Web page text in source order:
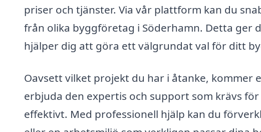
priser och tjänster. Via vår plattform kan du
från olika byggföretag i Söderhamn. Detta ger
hjälper dig att göra ett välgrundat val för ditt
Oavsett vilket projekt du har i åtanke, kommer
erbjuda den expertis och support som krävs
effektivt. Med professionell hjälp kan du